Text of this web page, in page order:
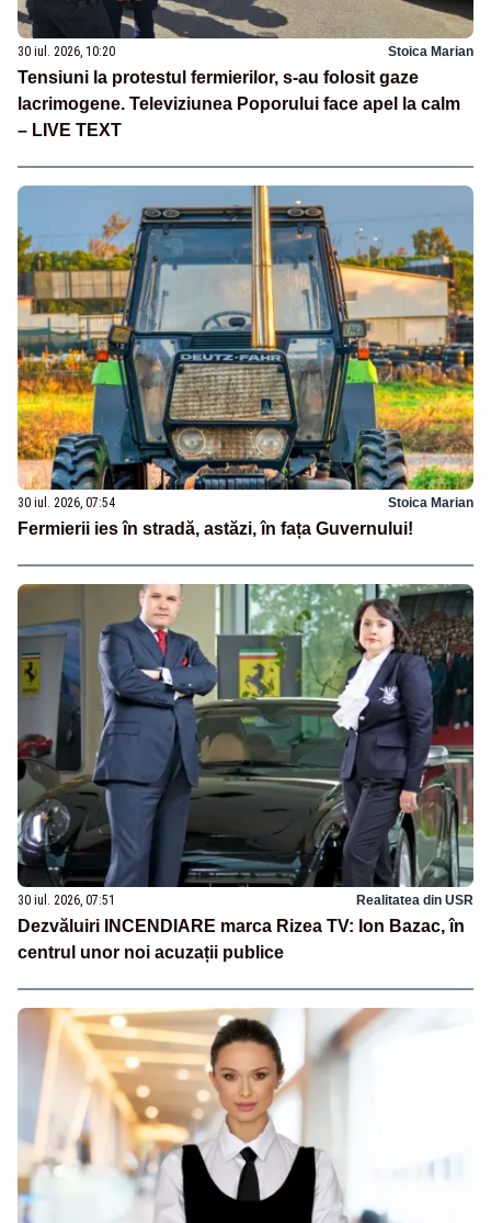
30 iul. 2026, 10:20 Stoica Marian
Tensiuni la protestul fermierilor, s-au folosit gaze
lacrimogene. Televiziunea Poporului face apel la calm
– LIVE TEXT
30 iul. 2026, 07:54 Stoica Marian
Fermierii ies în stradă, astăzi, în fața Guvernului!
30 iul. 2026, 07:51 Realitatea din USR
Dezvăluiri INCENDIARE marca Rizea TV: Ion Bazac, în
centrul unor noi acuzații publice